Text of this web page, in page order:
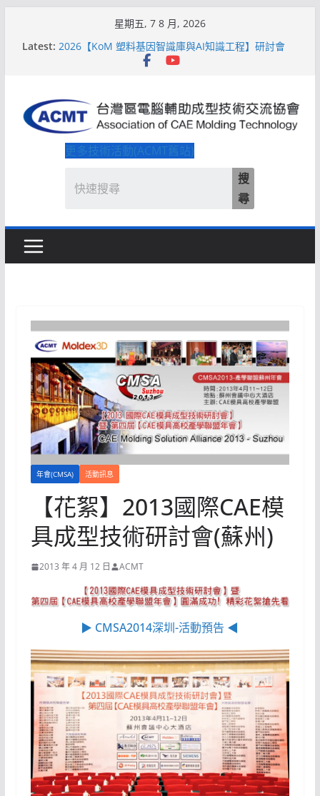
星期五, 7 8 月, 2026
Latest: 2026【QoM 射出成型高品質穩定生產】研討會
2026【KoM 塑料基因智識庫與AI知識工程】研討會
解密 AIoM 模塑智造！系列研討會於2026台北國際模
具展重磅登場
ACMT打造「Smart Molding 模塑智造平台」主題館
更多技術活動(ACMT舊站)
搜
尋
年會(CMSA) 活動訊息
【花絮】2013國際CAE模
具成型技術研討會(蘇州)
2013 年 4 月 12 日 ACMT
▶ CMSA2014深圳-活動預告 ◀